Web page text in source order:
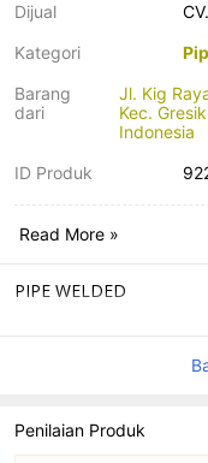
Dijual
Kategori
Barang
dari
Jl. Kig
Kec.
Indonesia
ID Produk
Read More »
PIPE WELDED
Penilaian Produk